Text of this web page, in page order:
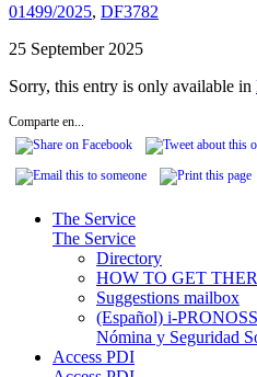
01499/2025, DF3782
25 September 2025
Sorry, this entry is only available in
Comparte en...
The Service
The Service
Directory
HOW TO GET
Suggestions mailbox
(Español) i-
Nómina y Seguridad
Access PDI